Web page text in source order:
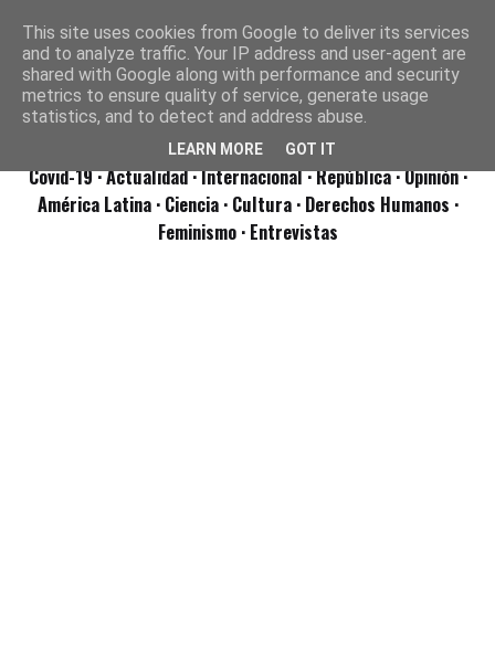
Covid-19· Actualidad· Internacional· República· Opinión·
América Latina · Ciencia · Cultura · Derechos Humanos ·
Feminismo · Entrevistas
This site uses cookies from Google to deliver its services
and to analyze traffic. Your IP address and user-agent are
shared with Google along with performance and security
metrics to ensure quality of service, generate usage
statistics, and to detect and address abuse.
LEARN MORE GOT IT